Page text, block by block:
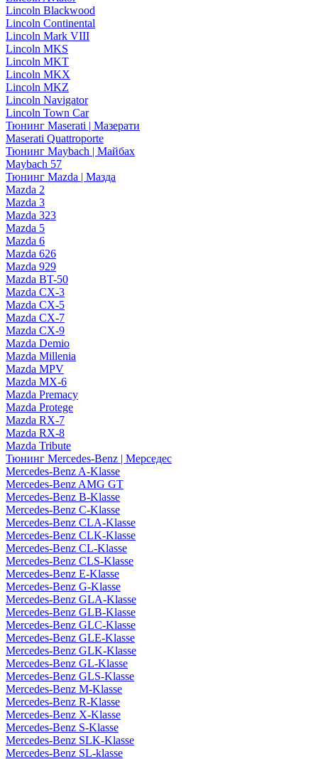
Lincoln Blackwood
Lincoln Continental
Lincoln Mark VIII
Lincoln MKS
Lincoln MKT
Lincoln MKX
Lincoln MKZ
Lincoln Navigator
Lincoln Town Car
Тюнинг Maserati | Мазерати
Maserati Quattroporte
Тюнинг Maybach | Майбах
Maybach 57
Тюнинг Mazda | Мазда
Mazda 2
Mazda 3
Mazda 323
Mazda 5
Mazda 6
Mazda 626
Mazda 929
Mazda BT-50
Mazda CX-3
Mazda CX-5
Mazda CX-7
Mazda CX-9
Mazda Demio
Mazda Millenia
Mazda MPV
Mazda MX-6
Mazda Premacy
Mazda Protege
Mazda RX-7
Mazda RX-8
Mazda Tribute
Тюнинг Mercedes-Benz | Мерседес
Mercedes-Benz A-Klasse
Mercedes-Benz AMG GT
Mercedes-Benz B-Klasse
Mercedes-Benz C-Klasse
Mercedes-Benz CLA-Klasse
Mercedes-Benz CLK-Klasse
Mercedes-Benz CL-Klasse
Mercedes-Benz CLS-Klasse
Mercedes-Benz E-Klasse
Mercedes-Benz G-Klasse
Mercedes-Benz GLA-Klasse
Mercedes-Benz GLB-Klasse
Mercedes-Benz GLC-Klasse
Mercedes-Benz GLE-Klasse
Mercedes-Benz GLK-Klasse
Mercedes-Benz GL-Klasse
Mercedes-Benz GLS-Klasse
Mercedes-Benz M-Klasse
Mercedes-Benz R-Klasse
Mercedes-Benz X-Klasse
Mercedes-Benz S-Klasse
Mercedes-Benz SLK-Klasse
Mercedes-Benz SL-klasse